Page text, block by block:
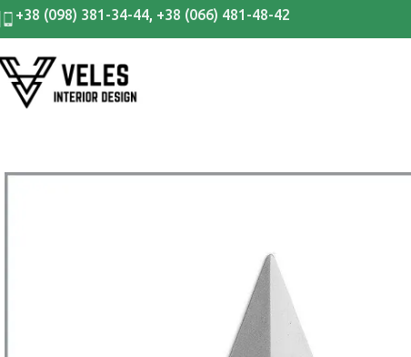
+38 (098) 381-34-44, +38 (066) 481-48-42